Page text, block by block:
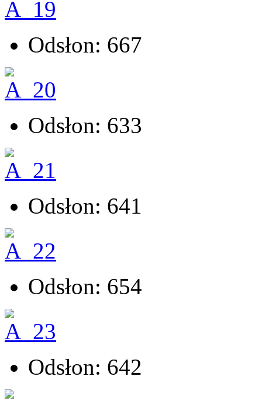
Odsłon: 667
Odsłon: 633
Odsłon: 641
Odsłon: 654
Odsłon: 642